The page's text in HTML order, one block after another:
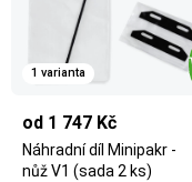
1 varianta
od 1 747 Kč
Náhradní díl Minipakr -
nůž V1 (sada 2 ks)